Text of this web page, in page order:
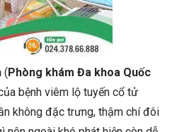
(Phòng khám Đa khoa Quốc
bệnh viêm lộ tuyến cổ tử
không đặc trưng, thậm chí đôi